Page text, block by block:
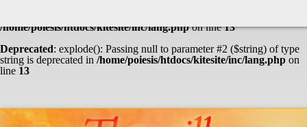
/home/poiesis/htdocs/kitesite/inc/lang.phpon line13
Deprecated: explode(): Passing null to parameter #2 ($string) of type
string is deprecated in /home/poiesis/htdocs/kitesite/inc/lang.php on
line 13